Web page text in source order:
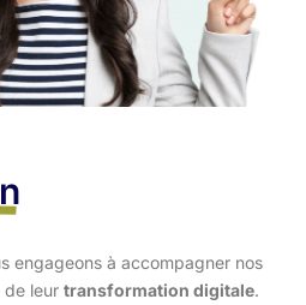
engageons à accompagner nos
leur transformation digitale.